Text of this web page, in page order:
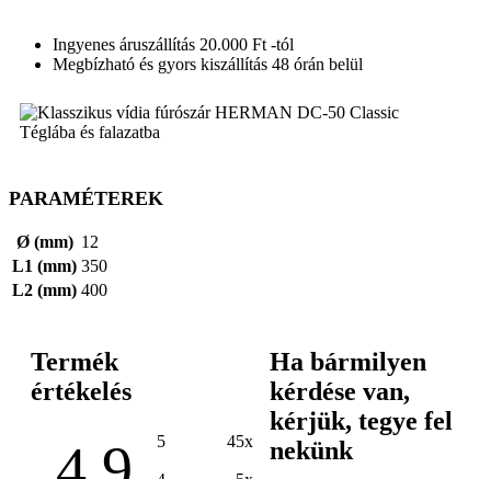
Ingyenes áruszállítás 20.000 Ft -tól
Megbízható és gyors kiszállítás 48 órán belül
PARAMÉTEREK
Ø (mm) 12
L1 (mm) 350
L2 (mm) 400
Termék
értékelés
5 45x
Ha bármilyen
kérdése van,
kérjük, tegye fel
nekünk